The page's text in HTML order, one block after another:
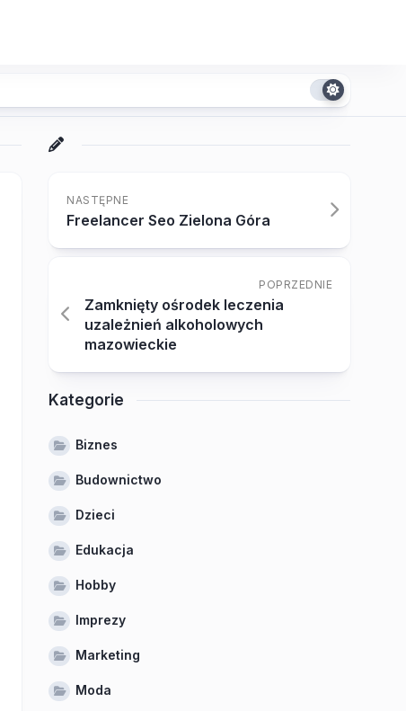
NASTĘPNE
Freelancer Seo Zielona Góra
POPRZEDNIE
Zamknięty ośrodek leczenia
uzależnień alkoholowych
mazowieckie
Kategorie
Biznes
Budownictwo
Dzieci
Edukacja
Hobby
Imprezy
Marketing
Moda